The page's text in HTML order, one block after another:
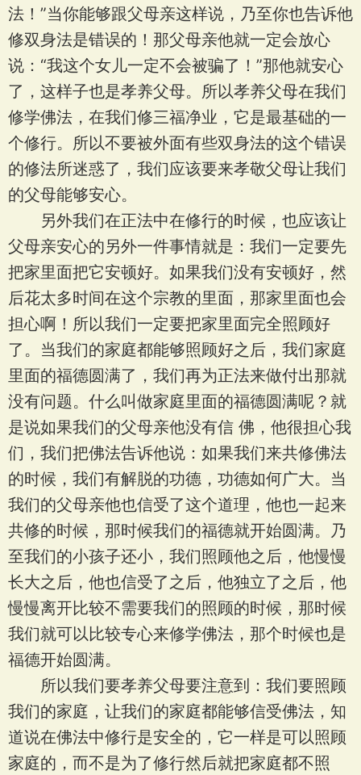
法！”当你能够跟父母亲这样说，乃至你也告诉他
修双身法是错误的！那父母亲他就一定会放心
说：“我这个女儿一定不会被骗了！”那他就安心
了，这样子也是孝养父母。所以孝养父母在我们
修学佛法，在我们修三福净业，它是最基础的一
个修行。所以不要被外面有些双身法的这个错误
的修法所迷惑了，我们应该要来孝敬父母让我们
的父母能够安心。
另外我们在正法中在修行的时候，也应该让
父母亲安心的另外一件事情就是：我们一定要先
把家里面把它安顿好。如果我们没有安顿好，然
后花太多时间在这个宗教的里面，那家里面也会
担心啊！所以我们一定要把家里面完全照顾好
了。当我们的家庭都能够照顾好之后，我们家庭
里面的福德圆满了，我们再为正法来做付出那就
没有问题。什么叫做家庭里面的福德圆满呢？就
是说如果我们的父母亲他没有信 佛，他很担心我
们，我们把佛法告诉他说：如果我们来共修佛法
的时候，我们有解脱的功德，功德如何广大。当
我们的父母亲他也信受了这个道理，他也一起来
共修的时候，那时候我们的福德就开始圆满。乃
至我们的小孩子还小，我们照顾他之后，他慢慢
长大之后，他也信受了之后，他独立了之后，他
慢慢离开比较不需要我们的照顾的时候，那时候
我们就可以比较专心来修学佛法，那个时候也是
福德开始圆满。
所以我们要孝养父母要注意到：我们要照顾
我们的家庭，让我们的家庭都能够信受佛法，知
道说在佛法中修行是安全的，它一样是可以照顾
家庭的，而不是为了修行然后就把家庭都不照